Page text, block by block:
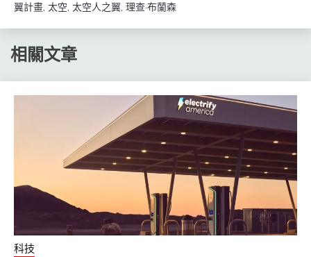
翼計畫, 太空, 太空人之翼, 理查·布蘭森
相關文章
科技